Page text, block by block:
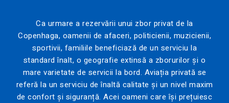
Ca urmare a rezervării unui zbor privat de la
Copenhaga, oamenii de afaceri, politicienii, muzicienii,
sportivii, familiile beneficiază de un serviciu la
standard înalt, o geografie extinsă a zborurilor și o
mare varietate de servicii la bord. Aviația privată se
referă la un serviciu de înaltă calitate și un nivel maxim
de confort și siguranță. Acei oameni care își prețuiesc